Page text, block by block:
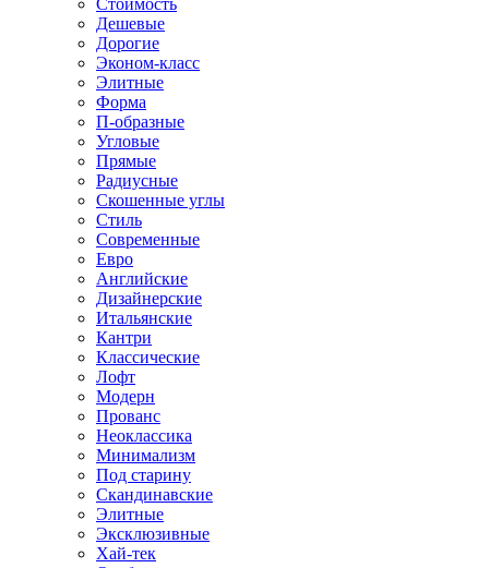
Стоимость
Дешевые
Дорогие
Эконом-класс
Элитные
Форма
П-образные
Угловые
Прямые
Радиусные
Скошенные углы
Стиль
Современные
Евро
Английские
Дизайнерские
Итальянские
Кантри
Классические
Лофт
Модерн
Прованс
Неоклассика
Минимализм
Под старину
Скандинавские
Элитные
Эксклюзивные
Хай-тек